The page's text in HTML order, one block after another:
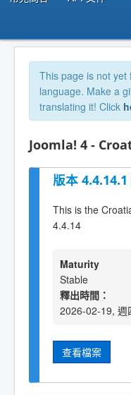
This page is not yet
language. Make a
translating it! Click
Joomla! 4 -
版本 4.4.14.1
This is the
4.4.14
Maturity
Stable
釋出時間：
2026-02-19, 週
查看檔案